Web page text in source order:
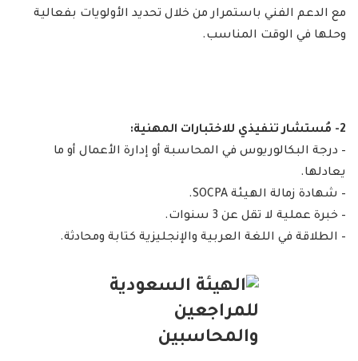
مع الدعم الفني باستمرار من خلال تحديد الأولويات بفعالية
وحلها في الوقت المناسب.
2- مُستشار تنفيذي للاختبارات المهنية:
– درجة البكالوريوس في المحاسبة أو إدارة الأعمال أو ما
يعادلها.
– شهادة زمالة الهيئة SOCPA.
– خبرة عملية لا تقل عن 3 سنوات.
– الطلاقة في اللغة العربية والإنجليزية كتابة ومحادثة.